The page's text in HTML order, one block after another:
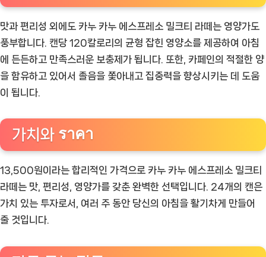
맛과 편리성 외에도 카누 카누 에스프레소 밀크티 라떼는 영양가도
풍부합니다. 캔당 120칼로리의 균형 잡힌 영양소를 제공하여 아침
에 든든하고 만족스러운 보충제가 됩니다. 또한, 카페인의 적절한 양
을 함유하고 있어서 졸음을 쫓아내고 집중력을 향상시키는 데 도움
이 됩니다.
가치와 ราคา
13,500원이라는 합리적인 가격으로 카누 카누 에스프레소 밀크티
라떼는 맛, 편리성, 영양가를 갖춘 완벽한 선택입니다. 24개의 캔은
가치 있는 투자로서, 여러 주 동안 당신의 아침을 활기차게 만들어
줄 것입니다.